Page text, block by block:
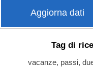
Aggiorna dati
Tag di
vacanze, passi,